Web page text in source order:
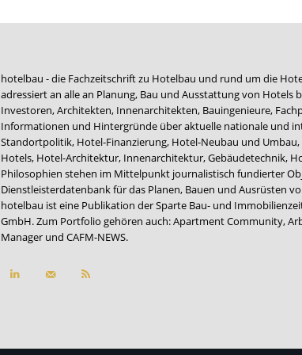
hotelbau - die Fachzeitschrift zu Hotelbau und rund um die
adressiert an alle an Planung, Bau und Ausstattung von
Investoren, Architekten, Innenarchitekten, Bauingenieure,
Informationen und Hintergründe über aktuelle nationale und
Standortpolitik, Hotel-Finanzierung, Hotel-Neubau und
Hotels, Hotel-Architektur, Innenarchitektur, Gebäudetechnik,
Philosophien stehen im Mittelpunkt journalistisch fundierter
Dienstleisterdatenbank für das Planen, Bauen und Ausrüsten
hotelbau ist eine Publikation der Sparte Bau- und
GmbH. Zum Portfolio gehören auch:Apartment Community,
Manager und CAFM-NEWS.